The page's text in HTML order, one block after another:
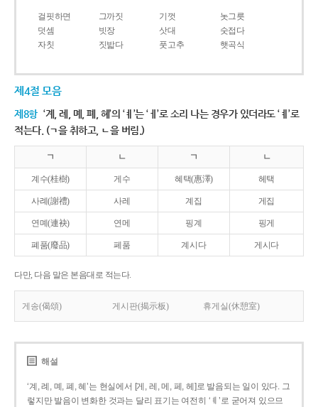
걸핏하면 그까짓 기껏
놋그릇
덧셈
빗장 삿대
숫접다
자칫
짓밟다 풋고추 햇곡식
제4절 모음
제8항 ‘계, 례, 몌, 폐, 혜’의 ‘ㅖ’는 ‘ㅔ’로 소리 나는 경우가 있더라도 ‘ㅖ’로
적는다. (ㄱ을 취하고, ㄴ을 버림.)
ㄱ ㄴ ㄱ ㄴ
계수(桂樹) 게수 혜택(惠澤) 헤택
사례(謝禮) 사레 계집 게집
연몌(連袂) 연메 핑계 핑게
폐품(廢品) 페품 계시다 게시다
다만, 다음 말은 본음대로 적는다.
게송(偈頌) 게시판(揭示板) 휴게실(休憩室)
해설
‘계, 례, 몌, 폐, 혜’는 현실에서 [게, 레, 메, 페, 헤]로 발음되는 일이 있다. 그
렇지만 발음이 변화한 것과는 달리 표기는 여전히 ‘ㅖ’로 굳어져 있으므